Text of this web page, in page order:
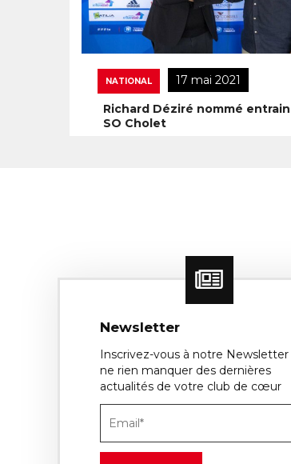
NATIONAL
17 mai 2021
Richard Déziré nommé
SO Cholet
Newsletter
Inscrivez-vous à notre
ne rien manquer des dernières
actualités de votre club de cœur